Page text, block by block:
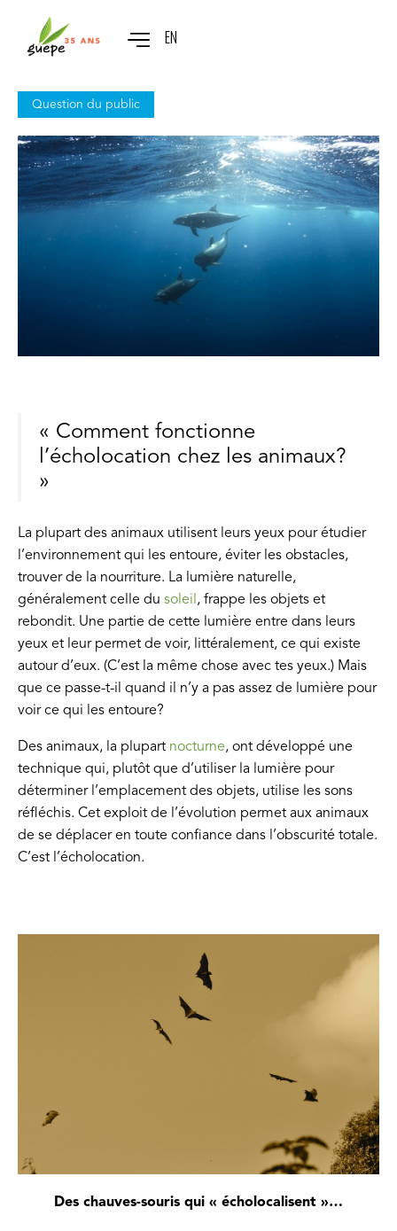
EN
Question du public
« Comment fonctionne
l’écholocation chez les animaux?
»
La plupart des animaux utilisent leurs yeux pour étudier
l’environnement qui les entoure, éviter les obstacles,
trouver de la nourriture. La lumière naturelle,
généralement celle du soleil , frappe les objets et
rebondit. Une partie de cette lumière entre dans leurs
yeux et leur permet de voir, littéralement, ce qui existe
autour d’eux. (C’est la même chose avec tes yeux.) Mais
que ce passe-t-il quand il n’y a pas assez de lumière pour
voir ce qui les entoure?
Des animaux, la plupart nocturne, ont développé une
technique qui, plutôt que d’utiliser la lumière pour
déterminer l’emplacement des objets, utilise les sons
réfléchis. Cet exploit de l’évolution permet aux animaux
de se déplacer en toute confiance dans l’obscurité totale.
C’est l’écholocation.
Des chauves-souris qui « écholocalisent »…